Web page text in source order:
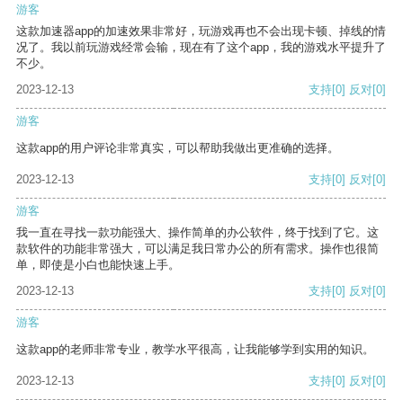
游客
这款加速器app的加速效果非常好，玩游戏再也不会出现卡顿、掉线的情
况了。我以前玩游戏经常会输，现在有了这个app，我的游戏水平提升了
不少。
2023-12-13
支持[0] 反对[0]
游客
这款app的用户评论非常真实，可以帮助我做出更准确的选择。
2023-12-13 支持[0] 反对[0]
游客
我一直在寻找一款功能强大、操作简单的办公软件，终于找到了它。这
款软件的功能非常强大，可以满足我日常办公的所有需求。操作也很简
单，即使是小白也能快速上手。
2023-12-13
支持[0] 反对[0]
游客
这款app的老师非常专业，教学水平很高，让我能够学到实用的知识。
2023-12-13 支持[0] 反对[0]